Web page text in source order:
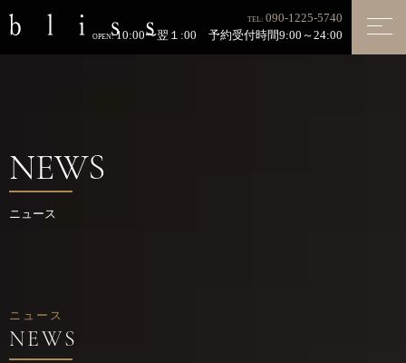
TEL: 090-1225-5740
OPEN:10:00〜翌１:00 予約受付時間9:00～24:00
NEWS
ニュース
ニュース